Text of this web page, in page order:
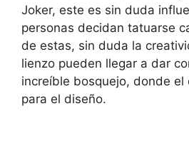
Joker, este es sin duda
personas decidan tatuarse
de estas, sin duda la
lienzo pueden llegar a dar
increíble bosquejo, donde el
para el diseño.